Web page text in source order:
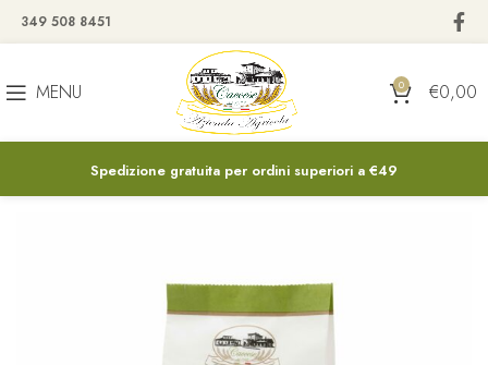
349 508 8451
MENU 0 €0,00
Spedizione gratuita per ordini superiori a €49